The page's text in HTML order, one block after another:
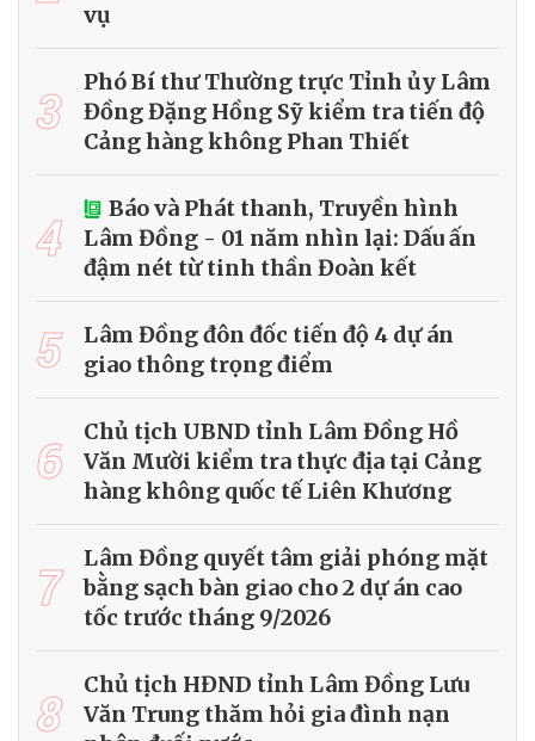
vụ
3
Phó Bí thư Thường trực Tỉnh ủy Lâm
Đồng Đặng Hồng Sỹ kiểm tra tiến độ
Cảng hàng không Phan Thiết
4
Báo và Phát thanh, Truyền hình
Lâm Đồng - 01 năm nhìn lại: Dấu ấn
đậm nét từ tinh thần Đoàn kết
5
Lâm Đồng đôn đốc tiến độ 4 dự án
giao thông trọng điểm
6
Chủ tịch UBND tỉnh Lâm Đồng Hồ
Văn Mười kiểm tra thực địa tại Cảng
hàng không quốc tế Liên Khương
7
Lâm Đồng quyết tâm giải phóng mặt
bằng sạch bàn giao cho 2 dự án cao
tốc trước tháng 9/2026
8
Chủ tịch HĐND tỉnh Lâm Đồng Lưu
Văn Trung thăm hỏi gia đình nạn